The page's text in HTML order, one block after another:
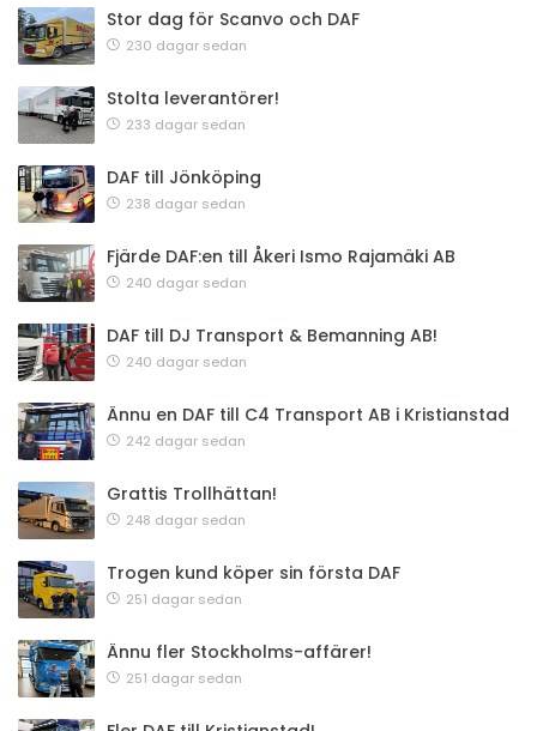
Stor dag för Scanvo och DAF
230 dagar sedan
Stolta leverantörer!
233 dagar sedan
DAF till Jönköping
238 dagar sedan
Fjärde DAF:en till Åkeri Ismo Rajamäki AB
240 dagar sedan
DAF till DJ Transport & Bemanning AB!
240 dagar sedan
Ännu en DAF till C4 Transport AB i Kristianstad
242 dagar sedan
Grattis Trollhättan!
248 dagar sedan
Trogen kund köper sin första DAF
251 dagar sedan
Ännu fler Stockholms-affärer!
251 dagar sedan